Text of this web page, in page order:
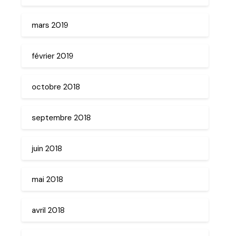
mars 2019
février 2019
octobre 2018
septembre 2018
juin 2018
mai 2018
avril 2018